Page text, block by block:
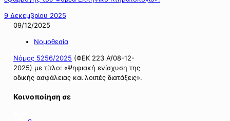
9 Δεκεμβρίου 2025
09/12/2025
Νομοθεσία
Νόμος 5256/2025 (ΦΕΚ 223 Α’/08-12-
2025) με τίτλο: «Ψηφιακή ενίσχυση της
οδικής ασφάλειας και λοιπές διατάξεις».
Κοινοποίηση σε